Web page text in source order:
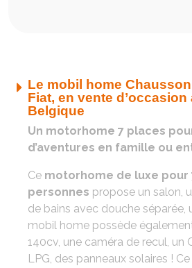
Le mobil home
Fiat, en vente d’occasion
Belgique
Un motorhome 7 places
d’aventures en famille ou
Ce motorhome de luxe pour
personnes propose un salon,
de bains avec douche séparée,
mobil home possède
140cv, une caméra de recul, un
LPG, des panneaux solaires !